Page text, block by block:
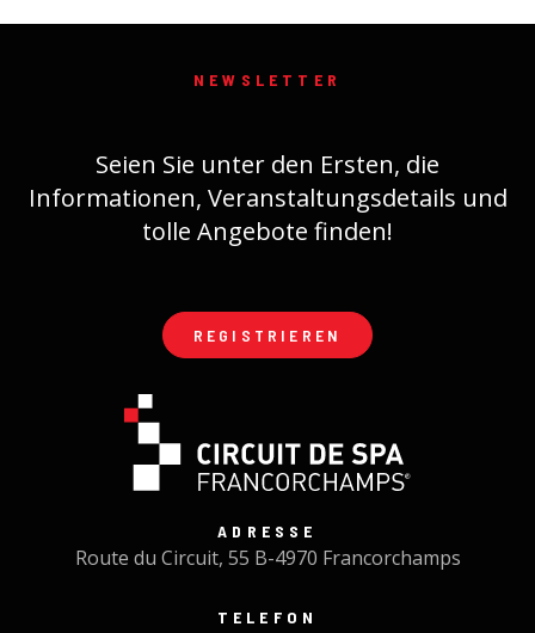
NEWSLETTER
Seien Sie unter den Ersten, die
Informationen, Veranstaltungsdetails und
tolle Angebote finden!
REGISTRIEREN
ADRESSE
Route du Circuit, 55 B-4970 Francorchamps
TELEFON